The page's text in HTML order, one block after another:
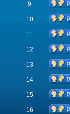
9
10
11
12
13
14
15
16